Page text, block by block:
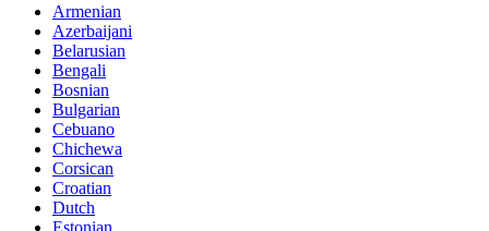
Armenian
Azerbaijani
Belarusian
Bengali
Bosnian
Bulgarian
Cebuano
Chichewa
Corsican
Croatian
Dutch